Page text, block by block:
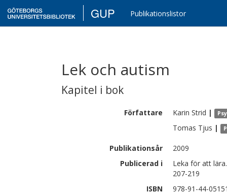
GUP Publikationslistor
Lek och autism
Kapitel i bok
Författare Karin Strid |
Tomas Tjus |
Publikationsår
2009
Publicerad i
Leka för att
207-219
ISBN
978-91-44-